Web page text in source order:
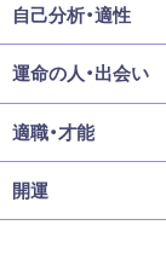
自己分析・適性
運命の人・出会い
適職・才能
開運